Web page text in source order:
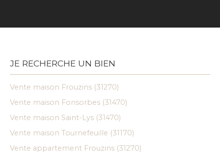
JE RECHERCHE UN BIEN
Vente maison Frouzins (31270)
Vente maison Fonsorbes (31470)
Vente maison Saint-Lys (31470)
Vente maison Tournefeuille (31170)
Vente appartement Frouzins (31270)